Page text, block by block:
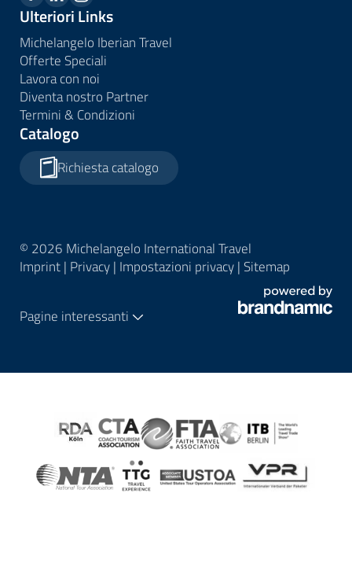
Ulteriori Links
Michelangelo Iberian Travel
Offerte Speciali
Lavora con noi
Diventa nostro Partner
Termini & Condizioni
Catalogo
Richiesta catalogo
© 2026 Michelangelo International Travel
Imprint| Privacy| Impostazioni privacy| Sitemap
Pagine interessanti